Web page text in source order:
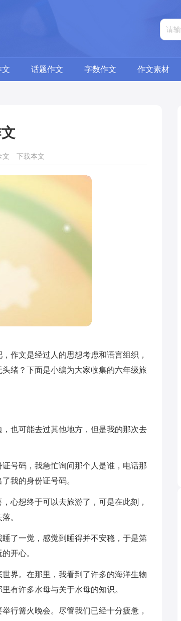
文 话题作文 字数作文 作文素材
文 下载本文
作文是经过人的思想考虑和语言组织，
绪？下面是小编为大家收集的六年级旅
也可能去过其他地方，但是我的那次去
号码，我急忙询问那个人是谁，电话那
我的身份证号码。
心想终于可以去旅游了，可是在此刻，
。
了一觉，感觉到睡得并不安稳，于是第
开心。
界。在那里，我看到了许多的海洋生物
有许多水母与关于水母的知识。
行篝火晚会。尽管我们已经十分疲惫，